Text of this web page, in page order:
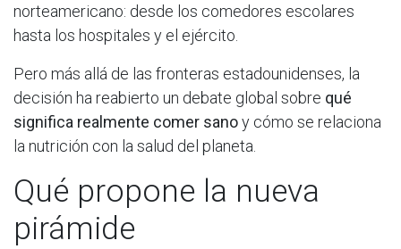
norteamericano: desde los comedores escolares
hasta los hospitales y el ejército.
Pero más allá de las fronteras estadounidenses, la
decisión ha reabierto un debate global sobre qué
significa realmente comer sanoy cómo se relaciona
la nutrición con la salud del planeta.
Qué propone la nueva
pirámide